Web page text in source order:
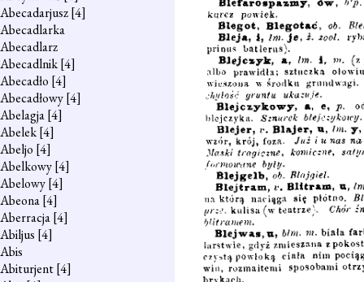
Abecadarjusz[4]
Abecadlarka
Abecadlarz
Abecadlnik[4]
Abecadło [4]
Abecadłowy[4]
Abelagja[4]
Abelek[4]
Abeljo [4]
Abelkowy[4]
Abelowy[4]
Abeona[4]
Aberracja[4]
Abiljus [4]
Abis
Abiturjent[4]